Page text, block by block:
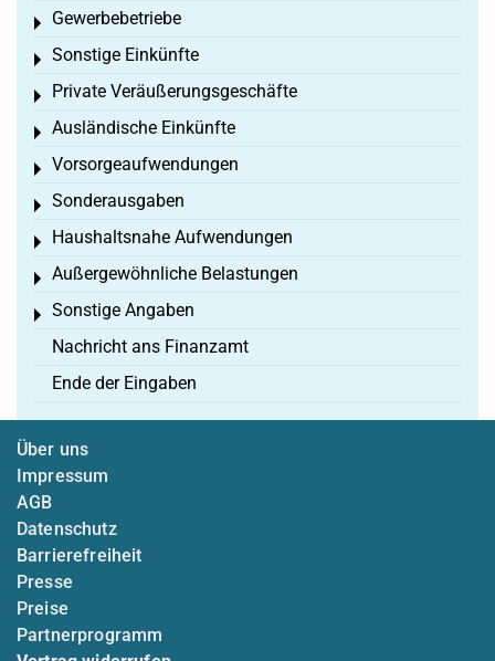
Gewerbebetriebe
Toggle menu
Sonstige Einkünfte
Toggle menu
Private Veräußerungsgeschäfte
Toggle menu
Ausländische Einkünfte
Toggle menu
Vorsorgeaufwendungen
Toggle menu
Sonderausgaben
Toggle menu
Haushaltsnahe Aufwendungen
Toggle menu
Außergewöhnliche Belastungen
Toggle menu
Sonstige Angaben
Toggle menu
Nachricht ans Finanzamt
Ende der Eingaben
Über uns
Impressum
AGB
Datenschutz
Barrierefreiheit
Presse
Preise
Partnerprogramm